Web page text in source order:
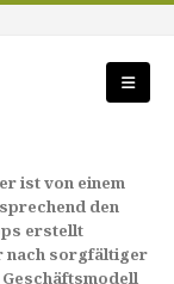
ist von einem
den
erstellt
nach sorgfältiger